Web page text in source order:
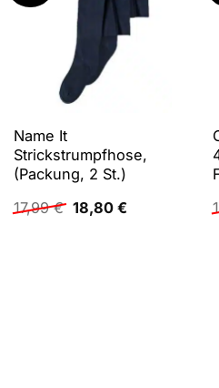
Name It
Strickstrumpfhose,
(Packung, 2 St.)
17,99€ Ursprünglicher
Preis
18,80 €Aktueller